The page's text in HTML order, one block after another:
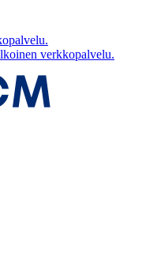
verkkopalvelu.